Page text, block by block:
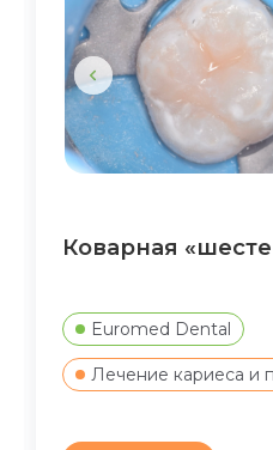
Коварная
Euromed Dental
Лечение кариеса и